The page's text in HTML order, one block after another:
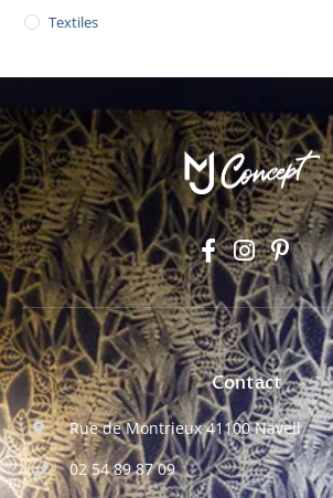
Textiles
Contact
Rue de Montrieux 41100 Naveil
02 54 89 87 09